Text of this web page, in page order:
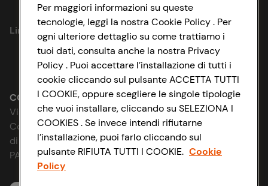
Privacy Policy
Cookie Policy
Impostazioni Cookie
Accessibilità
D&I e Parità di Genere
Strategia Fiscale
Link utili
Lavora con noi
Le cooperative
News & Approfondimenti
Richiami prodotto
Whistleblowing
CONAD SOCIETÀ COOPERATIVA
Via Michelino, 59 | 40127 BOLOGNA
Codice Fiscale e Registro Imprese
di Bologna 00865960157
PARTITA IVA 03320960374
Per maggiori informazioni su queste
tecnologie, leggi la nostra Cookie Policy . Per
ogni ulteriore dettaglio su come trattiamo i
tuoi dati, consulta anche la nostra Privacy
Policy . Puoi accettare l’installazione di tutti i
cookie cliccando sul pulsante ACCETTA TUTTI
I COOKIE, oppure scegliere le singole tipologie
che vuoi installare, cliccando su SELEZIONA I
COOKIES . Se invece intendi rifiutarne
l’installazione, puoi farlo cliccando sul
pulsante RIFIUTA TUTTI I COOKIE. Cookie
Policy